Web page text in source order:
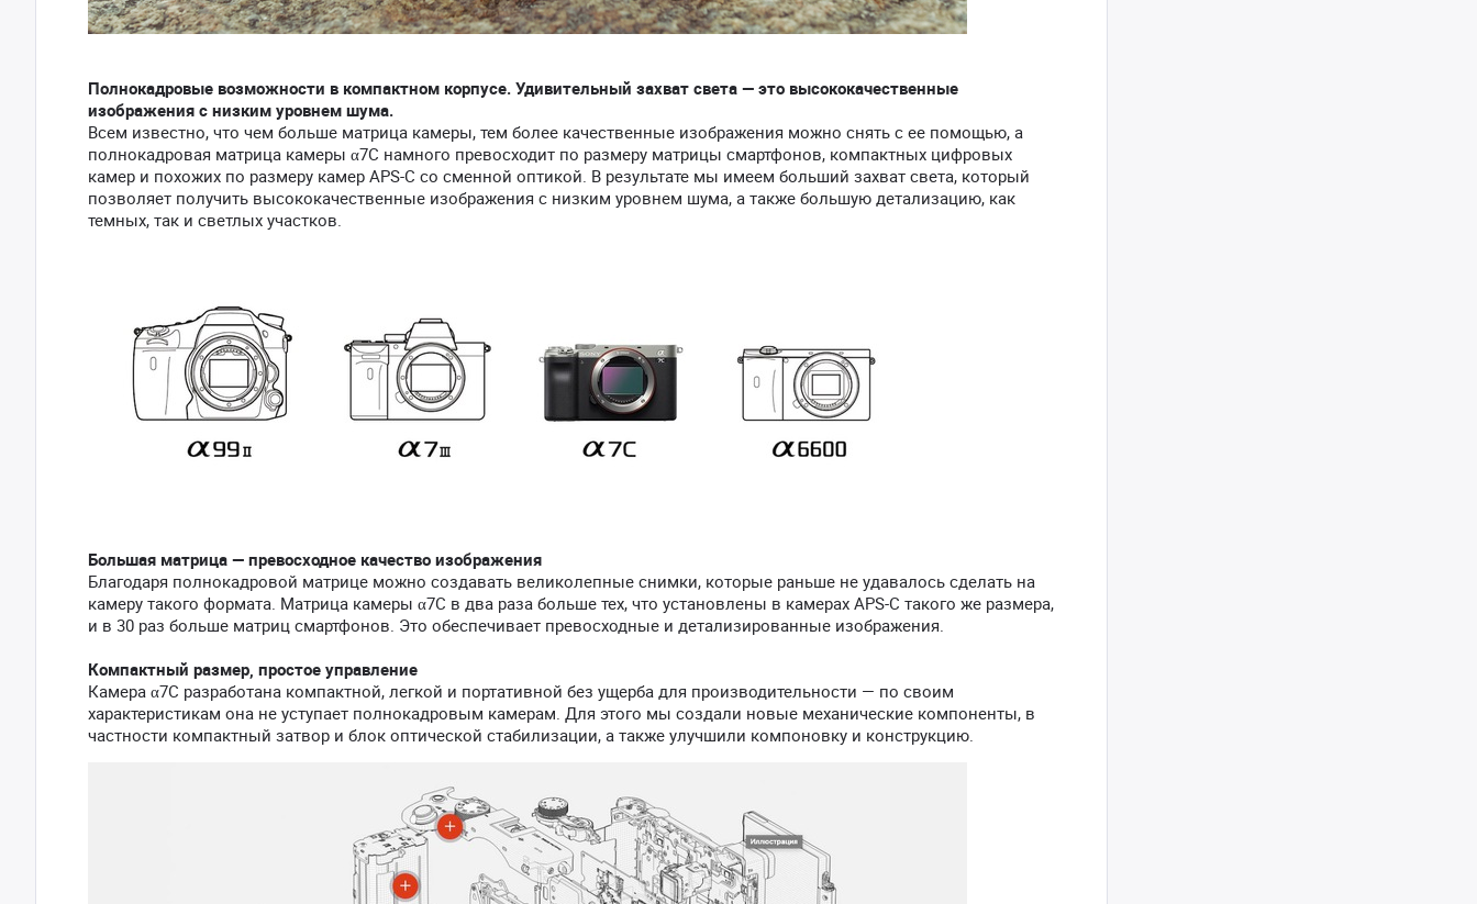
Полнокадровые возможности в компактном корпусе. Удивительный захват света — это высококачественные
изображения с низким уровнем шума.
Всем известно, что чем больше матрица камеры, тем более качественные изображения можно снять с ее помощью, а
полнокадровая матрица камеры α7C намного превосходит по размеру матрицы смартфонов, компактных цифровых
камер и похожих по размеру камер APS-C со сменной оптикой. В результате мы имеем больший захват света, который
позволяет получить высококачественные изображения с низким уровнем шума, а также большую детализацию, как
темных, так и светлых участков.
Большая матрица — превосходное качество изображения
Благодаря полнокадровой матрице можно создавать великолепные снимки, которые раньше не удавалось сделать на
камеру такого формата. Матрица камеры α7C в два раза больше тех, что установлены в камерах APS-C такого же размера,
и в 30 раз больше матриц смартфонов. Это обеспечивает превосходные и детализированные изображения.
Компактный размер, простое управление
Камера α7C разработана компактной, легкой и портативной без ущерба для производительности — по своим
характеристикам она не уступает полнокадровым камерам. Для этого мы создали новые механические компоненты, в
частности компактный затвор и блок оптической стабилизации, а также улучшили компоновку и конструкцию.